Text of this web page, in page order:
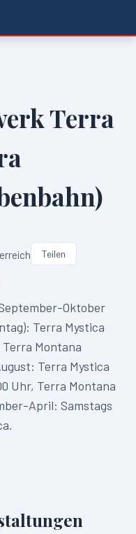
Terra
Teilen
Oktober
Terra Mystica
Terra Montana
Terra Mystica
Uhr, Terra Montana
April: Samstags